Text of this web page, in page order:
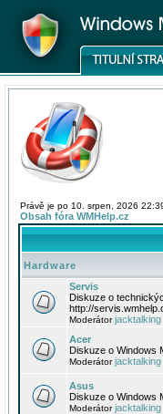
Právě je po 10. srpen, 2026
Obsah fóra WMHelp.cz
Hardware
Servis
Diskuze o
http://
Moderátorjacktalking
Acer
Diskuze o Windows
Moderátorjacktalking
Asus
Diskuze o Windows
Moderátorjacktalking